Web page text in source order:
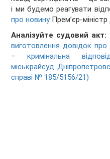
і ми будемо реагувати
про новинуПрем’єр-
Аналізуйте судовий акт:
виготовлення довідок про
– кримінальна
міськрайсуд
справі № 185/5156/21)